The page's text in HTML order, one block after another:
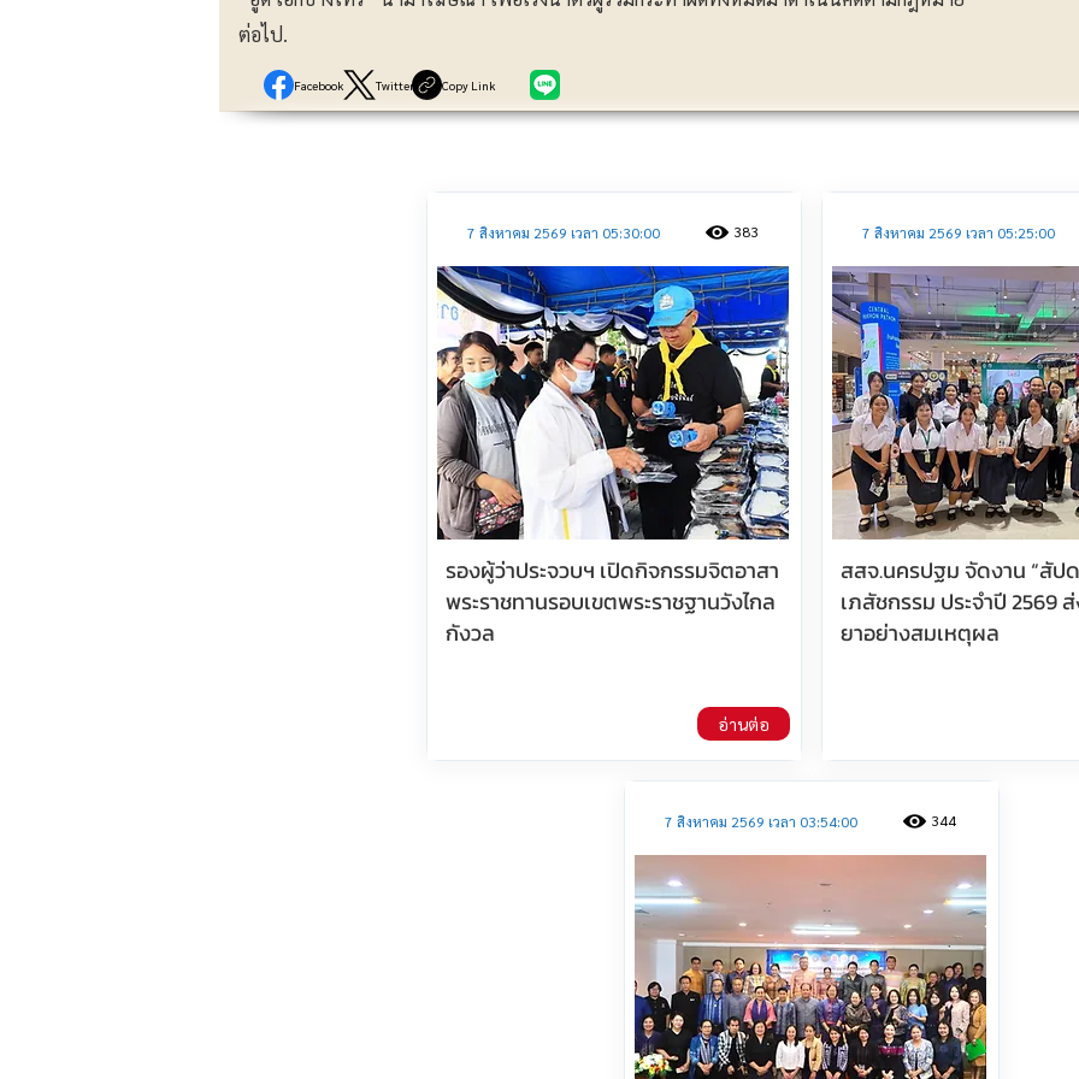
ต่อไป.
Facebook Twitter Copy Link
ประชาสัมพันธ์
7 สิงหาคม 2569 เวลา 05:30:00
รองผู้ว่าประจวบฯ เปิดกิจกรรมจิตอาสา
พระราชทานรอบเขตพระราชฐานวังไกล
กังวล
383
อ่านต่อ
7 สิงหาคม 2569 เวลา 05:25:00
สสจ.นครปฐม จัดงาน “สัป
เภสัชกรรม ประจำปี 2569
ยาอย่างสมเหตุผล
7 สิงหาคม 2569 เวลา 03:54:00 344